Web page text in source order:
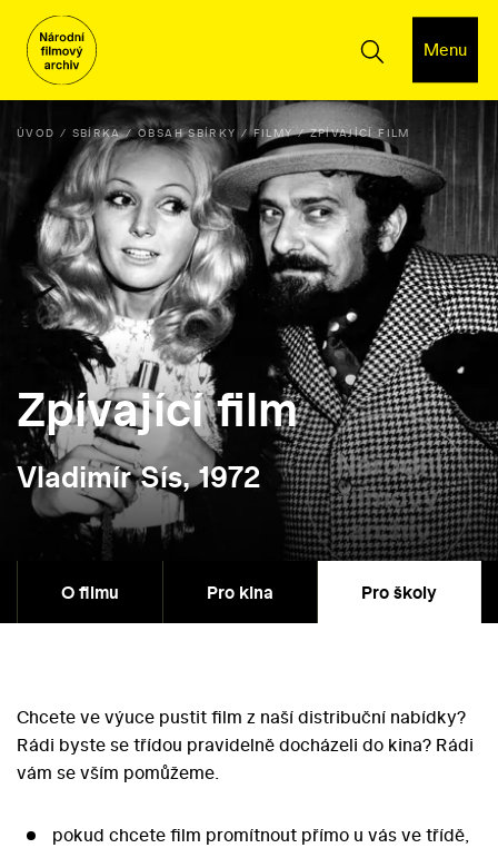
Menu
ÚVOD SBÍRKA OBSAH SBÍRKY FILMY ZPÍVAJÍCÍ FILM
Zpívající film
Vladimír Sís, 1972
O filmu Pro kina Pro školy
Chcete ve výuce pustit film z naší distribuční nabídky?
Rádi byste se třídou pravidelně docházeli do kina? Rádi
vám se vším pomůžeme.
pokud chcete film promítnout přímo u vás ve třídě,